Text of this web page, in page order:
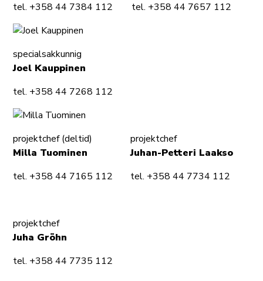
tel. +358 44 7384 112
tel. +358 44 7657 112
specialsakkunnig
Joel Kauppinen
tel. +358 44 7268 112
projektchef (deltid)
Milla Tuominen
tel. +358 44 7165 112
projektchef
Juhan-Petteri Laakso
tel. +358 44 7734 112
projektchef
Juha Gröhn
tel. +358 44 7735 112